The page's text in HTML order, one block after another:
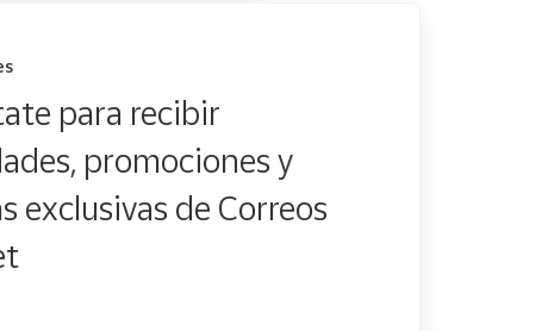
para recibir
promociones y
exclusivas de Correos